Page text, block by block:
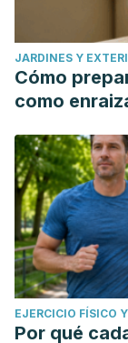
JARDINES Y
Cómo
como
EJERCICIO FÍSICO
Por qué